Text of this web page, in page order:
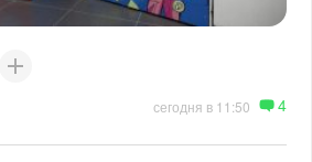
сегодня в 11:50 4